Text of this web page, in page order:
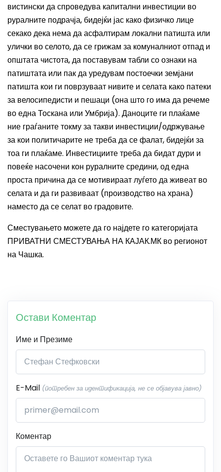
вистински да спроведува капитални инвестиции во
руралните подрачја, бидејќи јас како физичко лице
секако дека нема да асфалтирам локални патишта или
улички во селото, да се грижам за комуналниот отпад и
општата чистота, да поставувам табли со ознаки на
патиштата или пак да уредувам постоечки земјани
патишта кои ги поврзуваат нивите и селата како патеки
за велосипедисти и пешаци (она што го има да речеме
во една Тоскана или Умбрија). Даноците ги плаќаме
ние граѓаните токму за такви инвестиции/одржување
за кои политичарите не треба да се фалат, бидејќи за
тоа ги плаќаме. Инвестициите треба да бидат дури и
повеќе насочени кон руралните средини, од една
проста причина да се мотивираат луѓето да живеат во
селата и да ги развиваат (производство на храна)
наместо да се селат во градовите.
Сместувањето можете да го најдете го категоријата
ПРИВАТНИ СМЕСТУВАЊА НА КАЈАК.МК во регионот
на Чашка.
Остави Коментар
Име и Презиме
E-Mail (потребен за идентификација, не се објавува јавно)
Коментар